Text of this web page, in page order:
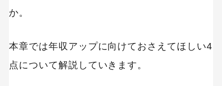
か。
本章では年収アップに向けておさえてほしい4
点について解説していきます。